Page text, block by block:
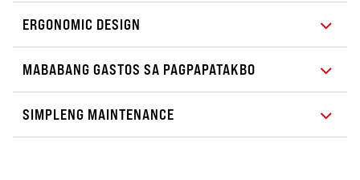
ERGONOMIC DESIGN
MABABANG GASTOS SA PAGPAPATAKBO
SIMPLENG MAINTENANCE